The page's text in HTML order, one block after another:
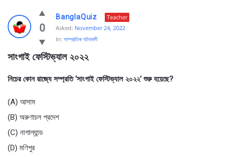
Ask
Questions
BanglaQuiz
Latest
0
BanglaQuiz
Teacher
Asked: November 24, 2022
In: সাম্প্রতিক ঘটনাবলী
সাংগাই ফেস্টিভ্যাল ২০২২
নিচের কোন রাজ্যে সম্প্রতি ‘সাংগাই ফেস্টিভ্যাল ২০২২’ শুরু হয়েছে?
(A) আসাম
(B) অরুণাচল প্রদেশ
(C) নাগাল্যান্ড
(D) মণিপুর